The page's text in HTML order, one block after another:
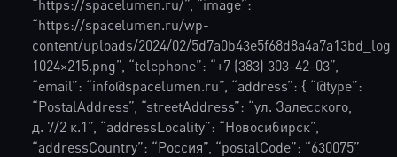
“https://spacelumen.ru/”, “image”:
“https://spacelumen.ru/wp-
content/uploads/2024/02/
1024×215.png”, “telephone”: “+7 (383) 303-42-03”,
“email”: “info@spacelumen.ru”, “address”: { “@type”:
“PostalAddress”, “streetAddress”: “ул. Залесского,
д. 7/2 к.1”, “addressLocality”: “Новосибирск”,
“addressCountry”: “Россия”, “postalCode”: “630075”